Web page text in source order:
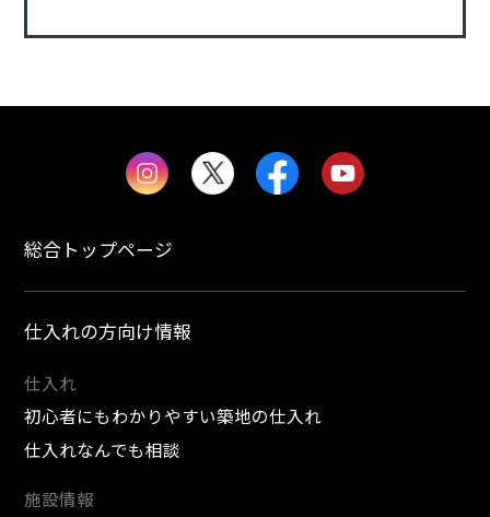
総合トップページ
仕入れの方向け情報
仕入れ
初心者にもわかりやすい築地の仕入れ
仕入れなんでも相談
施設情報